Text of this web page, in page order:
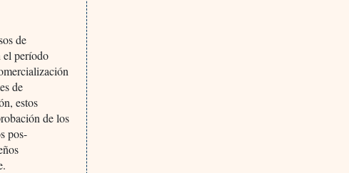
de
el período
de
estos
de los
pos-